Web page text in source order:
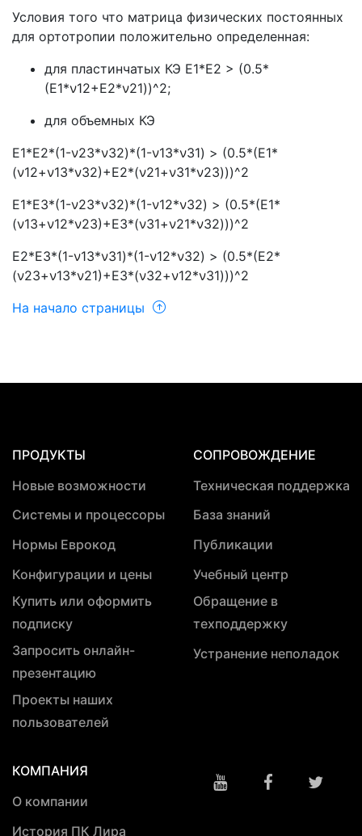
Условия того что матрица физических постоянных
для ортотропии положительно определенная:
для пластинчатых КЭ E1*E2 > (0.5*
(E1*ν12+E2*ν21))^2;
для объемных КЭ
E1*E2*(1-ν23*ν32)*(1-ν13*ν31) > (0.5*(E1*
(ν12+ν13*ν32)+E2*(ν21+ν31*ν23)))^2
E1*E3*(1-ν23*ν32)*(1-ν12*ν32) > (0.5*(E1*
(ν13+ν12*ν23)+E3*(ν31+ν21*ν32)))^2
E2*E3*(1-ν13*ν31)*(1-ν12*ν32) > (0.5*(E2*
(ν23+ν13*ν21)+E3*(ν32+ν12*ν31)))^2
На начало страницы
ПРОДУКТЫ
Новые возможности
Системы и процессоры
Нормы Еврокод
Конфигурации и цены
Купить или оформить
подписку
Запросить онлайн-
презентацию
Проекты наших
пользователей
СОПРОВОЖДЕНИЕ
Техническая поддержка
База знаний
Публикации
Учебный центр
Обращение в
техподдержку
Устранение неполадок
КОМПАНИЯ
О компании
История ПК Лира